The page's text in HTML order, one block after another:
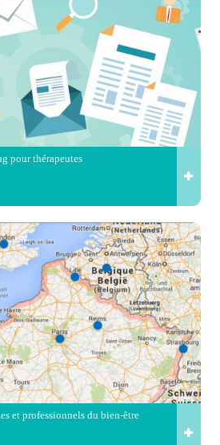
pour thérapeutes
et professionnels du bien-être